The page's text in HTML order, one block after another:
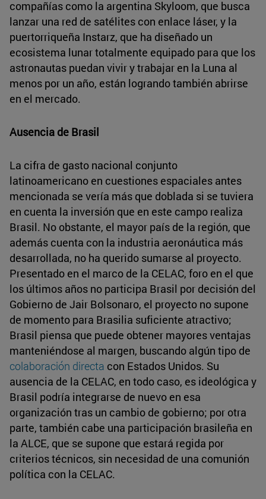
compañías como la argentina Skyloom, que busca
lanzar una red de satélites con enlace láser, y la
puertorriqueña Instarz, que ha diseñado un
ecosistema lunar totalmente equipado para que los
astronautas puedan vivir y trabajar en la Luna al
menos por un año, están logrando también abrirse
en el mercado.
Ausencia de Brasil
La cifra de gasto nacional conjunto
latinoamericano en cuestiones espaciales antes
mencionada se vería más que doblada si se tuviera
en cuenta la inversión que en este campo realiza
Brasil. No obstante, el mayor país de la región, que
además cuenta con la industria aeronáutica más
desarrollada, no ha querido sumarse al proyecto.
Presentado en el marco de la CELAC, foro en el que
los últimos años no participa Brasil por decisión del
Gobierno de Jair Bolsonaro, el proyecto no supone
de momento para Brasilia suficiente atractivo;
Brasil piensa que puede obtener mayores ventajas
manteniéndose al margen, buscando algún tipo de
colaboración directa con Estados Unidos. Su
ausencia de la CELAC, en todo caso, es ideológica y
Brasil podría integrarse de nuevo en esa
organización tras un cambio de gobierno; por otra
parte, también cabe una participación brasileña en
la ALCE, que se supone que estará regida por
criterios técnicos, sin necesidad de una comunión
política con la CELAC.